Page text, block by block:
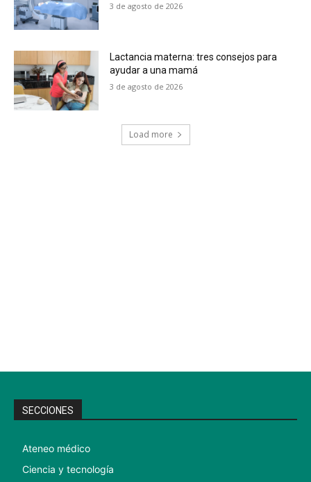
3 de agosto de 2026
Lactancia materna: tres consejos para
ayudar a una mamá
3 de agosto de 2026
Load more
SECCIONES
Ateneo médico
Ciencia y tecnología